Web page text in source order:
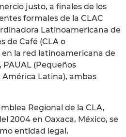
justo, a finales de los
formales de la CLAC
Latinoamericana de
de Café (CLA o
en la red latinoamericana de
(Pequeños
Latina), ambas
Regional de la CLA,
2004 en Oaxaca, México, se
entidad legal,